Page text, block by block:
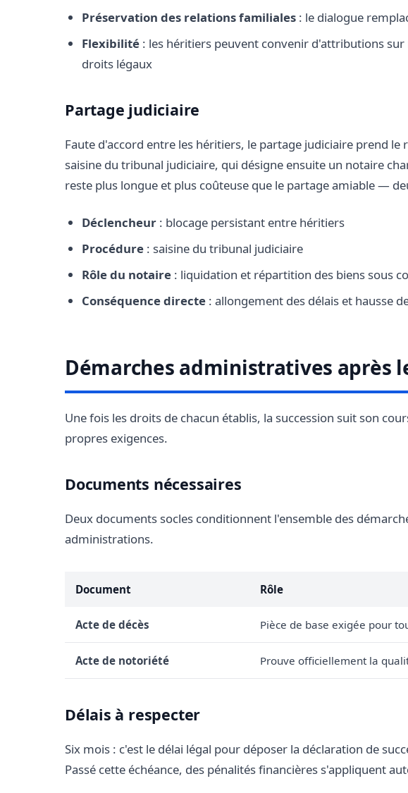
Préservation des relations familiales : le dialogue
Flexibilité : les héritiers peuvent convenir d'attributions
droits légaux
Partage judiciaire
Faute d'accord entre les héritiers, le partage judiciaire prend le
saisine du tribunal judiciaire, qui désigne ensuite un notaire
reste plus longue et plus coûteuse que le partage amiable —
Déclencheur : blocage persistant entre héritiers
Procédure : saisine du tribunal judiciaire
Rôle du notaire : liquidation et répartition des biens sous
Conséquence directe : allongement des délais et hausse
Démarches administratives après
Une fois les droits de chacun établis, la succession suit son
propres exigences.
Documents nécessaires
Deux documents socles conditionnent l'ensemble des
administrations.
Document Rôle
Acte de décès Pièce de base exigée pour
Acte de notoriété Prouve officiellement la
Délais à respecter
Six mois : c'est le délai légal pour déposer la déclaration de
Passé cette échéance, des pénalités financières s'appliquent